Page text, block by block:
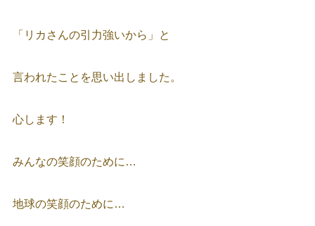
「リカさんの引力強いから」と
言われたことを思い出しました。
心します！
みんなの笑顔のために…
地球の笑顔のために…